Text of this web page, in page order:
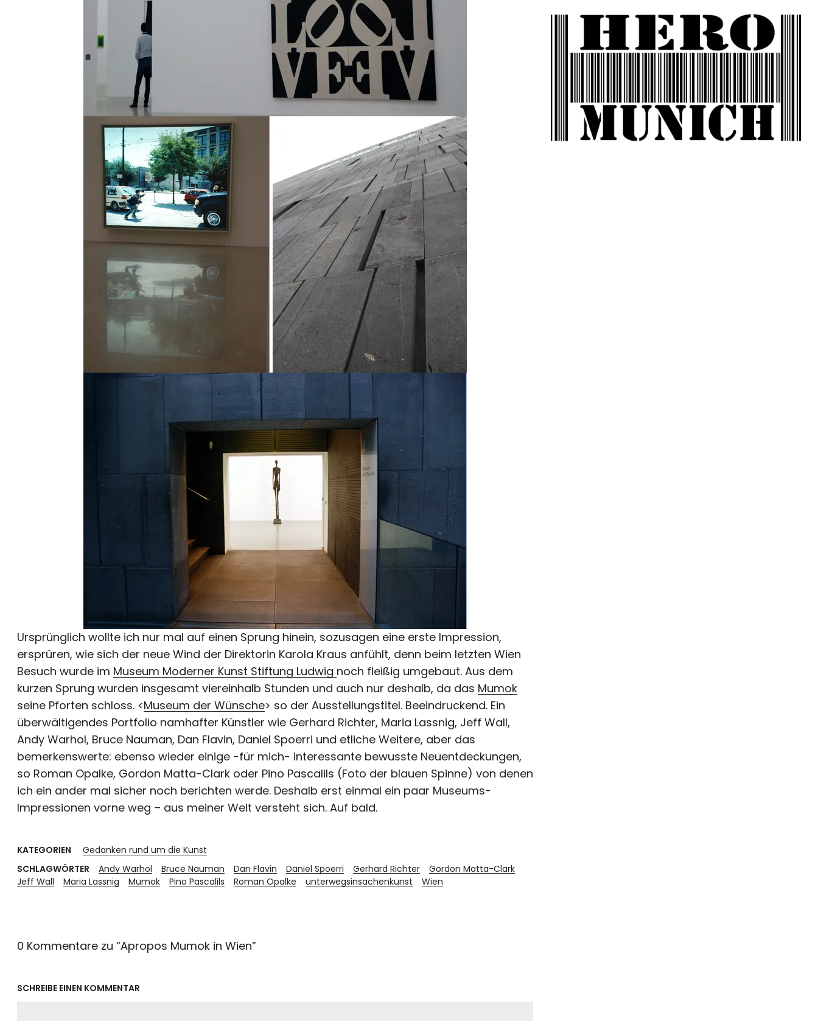
Ursprünglich wollte ich nur mal auf einen Sprung hinein, sozusagen eine erste Impression,
ersprüren, wie sich der neue Wind der Direktorin Karola Kraus anfühlt, denn beim letzten Wien
Besuch wurde im Museum Moderner Kunst Stiftung Ludwig noch fleißig umgebaut. Aus dem
kurzen Sprung wurden insgesamt viereinhalb Stunden und auch nur deshalb, da das Mumok
seine Pforten schloss. <Museum der Wünsche> so der Ausstellungstitel. Beeindruckend. Ein
überwältigendes Portfolio namhafter Künstler wie Gerhard Richter, Maria Lassnig, Jeff Wall,
Andy Warhol, Bruce Nauman, Dan Flavin, Daniel Spoerri und etliche Weitere, aber das
bemerkenswerte: ebenso wieder einige -für mich- interessante bewusste Neuentdeckungen,
so Roman Opalke, Gordon Matta-Clark oder Pino Pascalils (Foto der blauen Spinne) von denen
ich ein ander mal sicher noch berichten werde. Deshalb erst einmal ein paar Museums-
Impressionen vorne weg – aus meiner Welt versteht sich. Auf bald.
KATEGORIEN
Gedanken rund um die Kunst
SCHLAGWÖRTER
Andy Warhol Bruce Nauman Dan Flavin Daniel Spoerri Gerhard Richter
Gordon Matta-Clark
Jeff Wall
Maria Lassnig Mumok Pino Pascalils Roman Opalke unterwegsinsachenkunst Wien
0 Kommentare zu “Apropos Mumok in Wien”
SCHREIBE EINEN KOMMENTAR